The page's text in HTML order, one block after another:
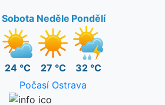
Sobota
24 °C
Neděle
27 °C
Pondělí
32 °C
Počasí Ostrava